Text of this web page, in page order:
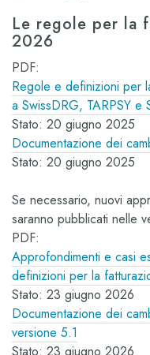
Le regole per la
2026
PDF:
Regole e definizioni per
a SwissDRG, TARPSY
Stato: 20 giugno 2025
Documentazione dei
Stato: 20 giugno 2025
Se necessario, nuovi
saranno pubblicati nelle
PDF:
Approfondimenti e casi
definizioni per la
Stato: 23 giugno 2026
Documentazione dei
versione 5.1